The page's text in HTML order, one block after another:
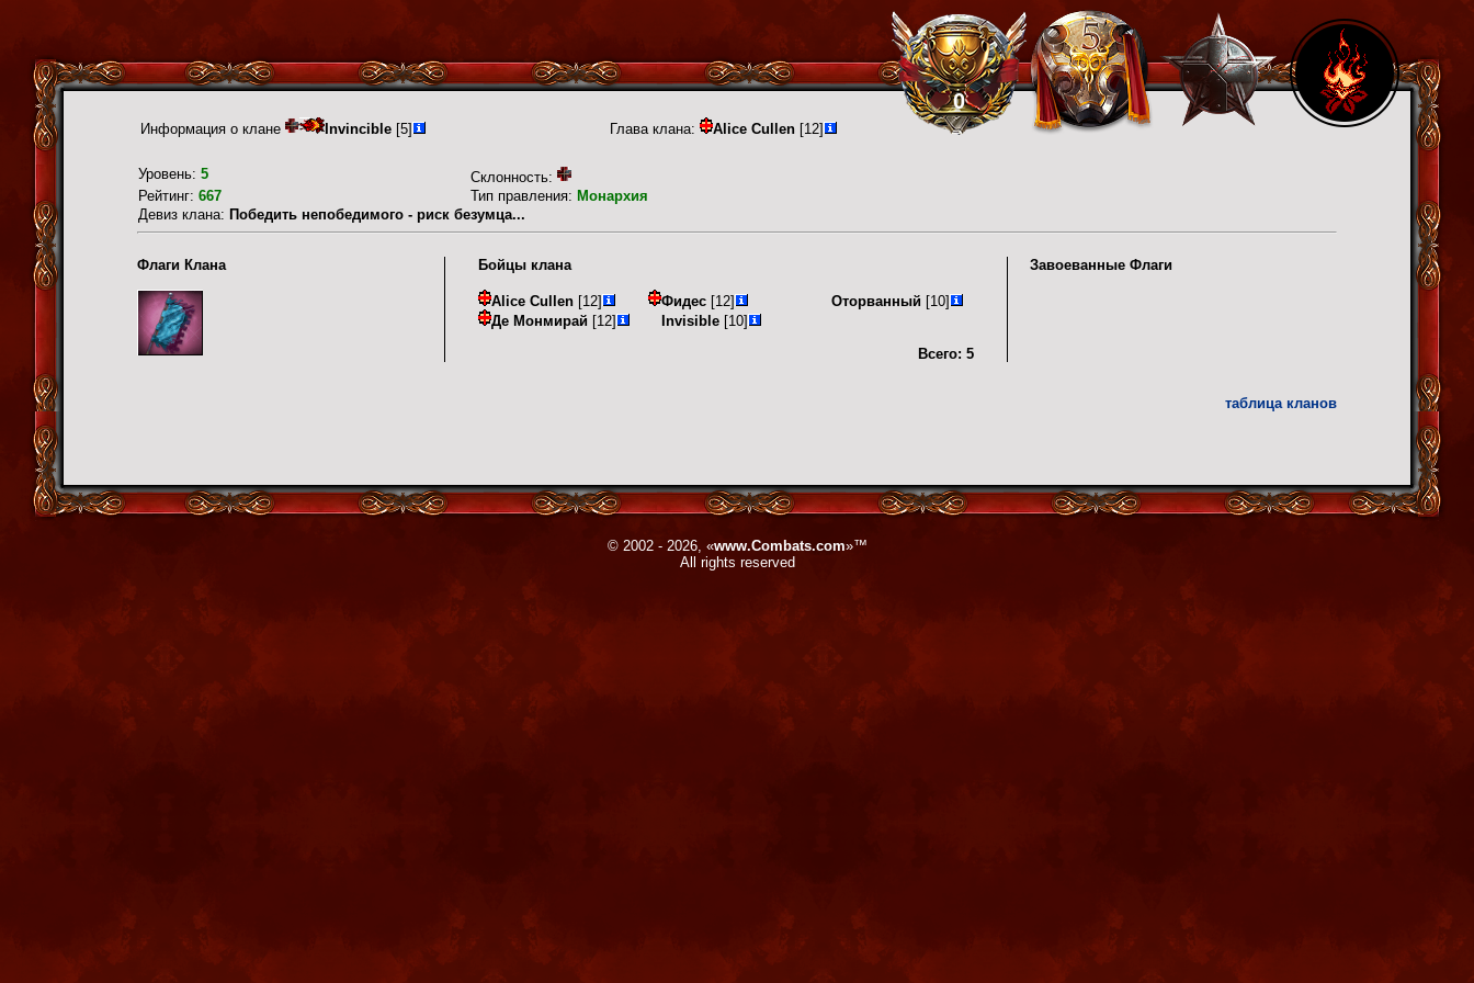
0
Информация о клане Invincible [5] Глава клана: Alice Cullen [12]
Уровень: 5
Склонность:
Рейтинг: 667 Тип правления: Монархия
Девиз клана: Победить непобедимого - риск безумца...
Флаги Клана Бойцы клана
Alice Cullen [12]
Де Монмирай [12]
Фидес[12]
Invisible[10]
Оторванный [10]
Всего: 5
Завоеванные Флаги
таблица кланов
© 2002 - 2026, «www.Combats.com»™
All rights reserved